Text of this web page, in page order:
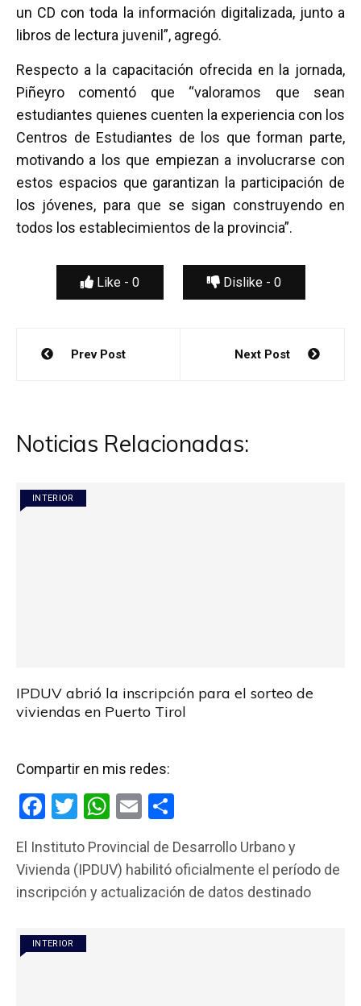
un CD con toda la información digitalizada, junto a
libros de lectura juvenil”, agregó.
Respecto a la capacitación ofrecida en la jornada,
Piñeyro comentó que “valoramos que sean
estudiantes quienes cuenten la experiencia con los
Centros de Estudiantes de los que forman parte,
motivando a los que empiezan a involucrarse con
estos espacios que garantizan la participación de
los jóvenes, para que se sigan construyendo en
todos los establecimientos de la provincia”.
Like - 0 Dislike - 0
Navegación
Prev Post Next Post
Noticias Relacionadas:
INTERIOR
IPDUV abrió la inscripción para el sorteo de
viviendas en Puerto Tirol
Compartir en mis redes:
F
ce
b
o
o
k
T
tt
er
W
at
s
E
ail m
p
El Instituto Provincial de Desarrollo Urbano y
Vivienda (IPDUV) habilitó oficialmente el período de
inscripción y actualización de datos destinado
INTERIOR